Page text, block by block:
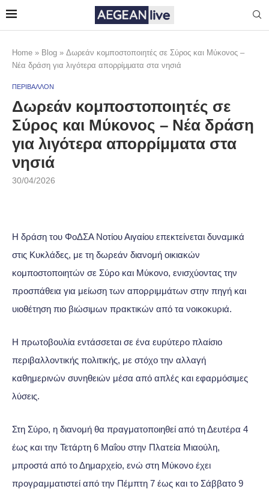
Home » Blog » Δωρεάν κομποστοποιητές σε Σύρος και Μύκονος –
Νέα δράση για λιγότερα απορρίμματα στα νησιά
ΠΕΡΙΒΑΛΛΟΝ
Δωρεάν κομποστοποιητές σε
Σύρος και Μύκονος – Νέα δράση
για λιγότερα απορρίμματα στα
νησιά
30/04/2026
Η δράση του ΦοΔΣΑ Νοτίου Αιγαίου επεκτείνεται δυναμικά
στις Κυκλάδες, με τη δωρεάν διανομή οικιακών
κομποστοποιητών σε Σύρο και Μύκονο, ενισχύοντας την
προσπάθεια για μείωση των απορριμμάτων στην πηγή και
υιοθέτηση πιο βιώσιμων πρακτικών από τα νοικοκυριά.
Η πρωτοβουλία εντάσσεται σε ένα ευρύτερο πλαίσιο
περιβαλλοντικής πολιτικής, με στόχο την αλλαγή
καθημερινών συνηθειών μέσα από απλές και εφαρμόσιμες
λύσεις.
Στη Σύρο, η διανομή θα πραγματοποιηθεί από τη Δευτέρα 4
έως και την Τετάρτη 6 Μαΐου στην Πλατεία Μιαούλη,
μπροστά από το Δημαρχείο, ενώ στη Μύκονο έχει
προγραμματιστεί από την Πέμπτη 7 έως και το Σάββατο 9